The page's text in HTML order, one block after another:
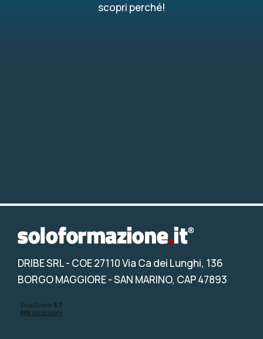
scopri perché!
DRIBE SRL- COE 27110 Via Ca dei Lunghi, 136
BORGO MAGGIORE - SAN MARINO, CAP 47893